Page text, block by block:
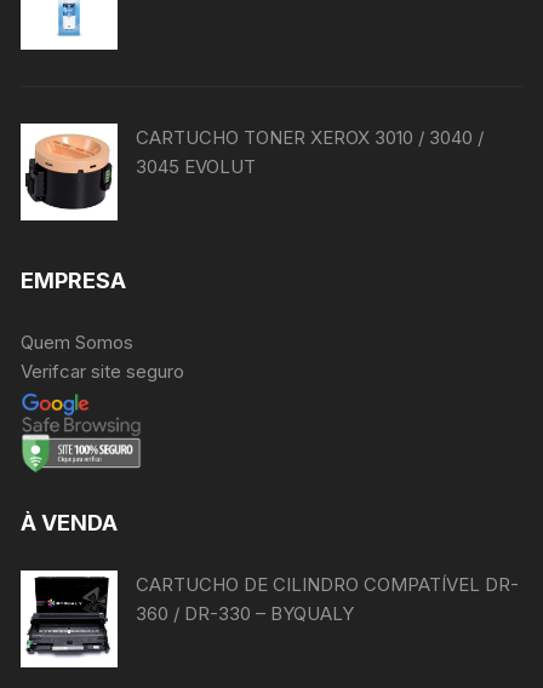
CARTUCHO TONER XEROX 3010 / 3040 /
3045 EVOLUT
EMPRESA
Quem Somos
Verifcar site seguro
À VENDA
CARTUCHO DE CILINDRO COMPATÍVEL DR-
360 / DR-330 – BYQUALY